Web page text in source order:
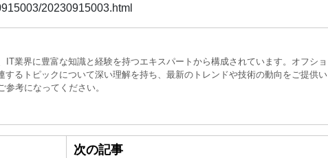
20230915003.html
IT業界に豊富な知識と経験を持つエキスパートから構成されています。オフショ
するトピックについて深い理解を持ち、最新のトレンドや技術の動向をご提供い
参考になってください。
次の記事